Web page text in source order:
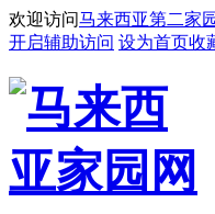
欢迎访问马来西亚第二家园
开启辅助访问 设为首页收